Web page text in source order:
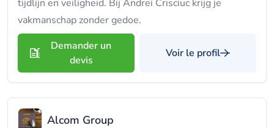
tijdlijn en veiligheid. Bij Andrei Crisciuc krijg je
vakmanschap zonder gedoe.
Demander un
devis
Voir le profil
Alcom Group